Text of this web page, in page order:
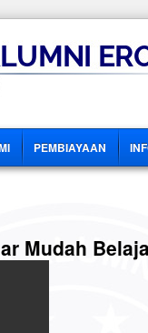
PEMBIAYAAN
Mudah